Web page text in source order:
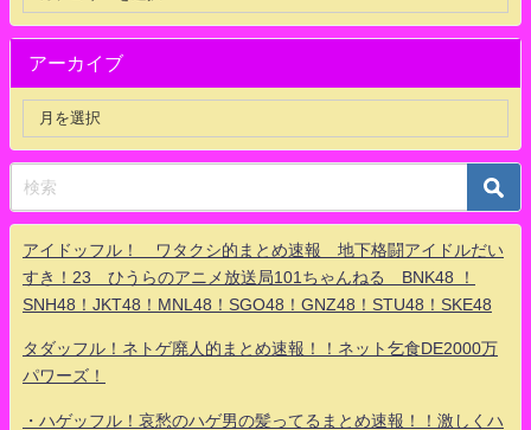
アーカイブ
アイドッフル！ ワタクシ的まとめ速報 地下格闘アイドルだい
すき！23 ひうらのアニメ放送局101ちゃんねる BNK48 ！
SNH48！JKT48！MNL48！SGO48！GNZ48！STU48！SKE48
タダッフル！ネトゲ廃人的まとめ速報！！ネット乞食DE2000万
パワーズ！
・ハゲッフル！哀愁のハゲ男の髪ってるまとめ速報！！激しくハ